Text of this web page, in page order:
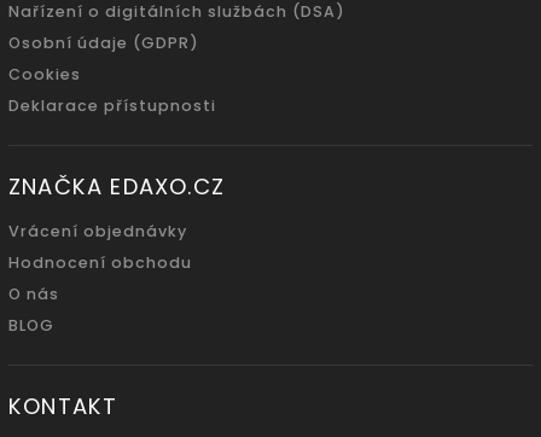
Nařízení o digitálních službách (DSA)
Osobní údaje (GDPR)
Cookies
Deklarace přístupnosti
ZNAČKA EDAXO.CZ
Vrácení objednávky
Hodnocení obchodu
O nás
BLOG
KONTAKT